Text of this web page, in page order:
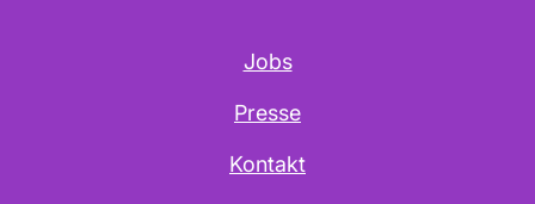
Jobs
Presse
Kontakt